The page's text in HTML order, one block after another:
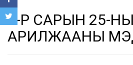
5-Р САРЫН 25-
АРИЛЖААНЫ